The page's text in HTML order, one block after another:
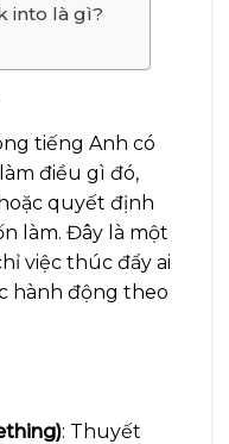
into là gì?
tiếng Anh có
điều gì đó,
quyết định
làm. Đây là một
việc thúc đẩy ai
hành động theo
: Thuyết